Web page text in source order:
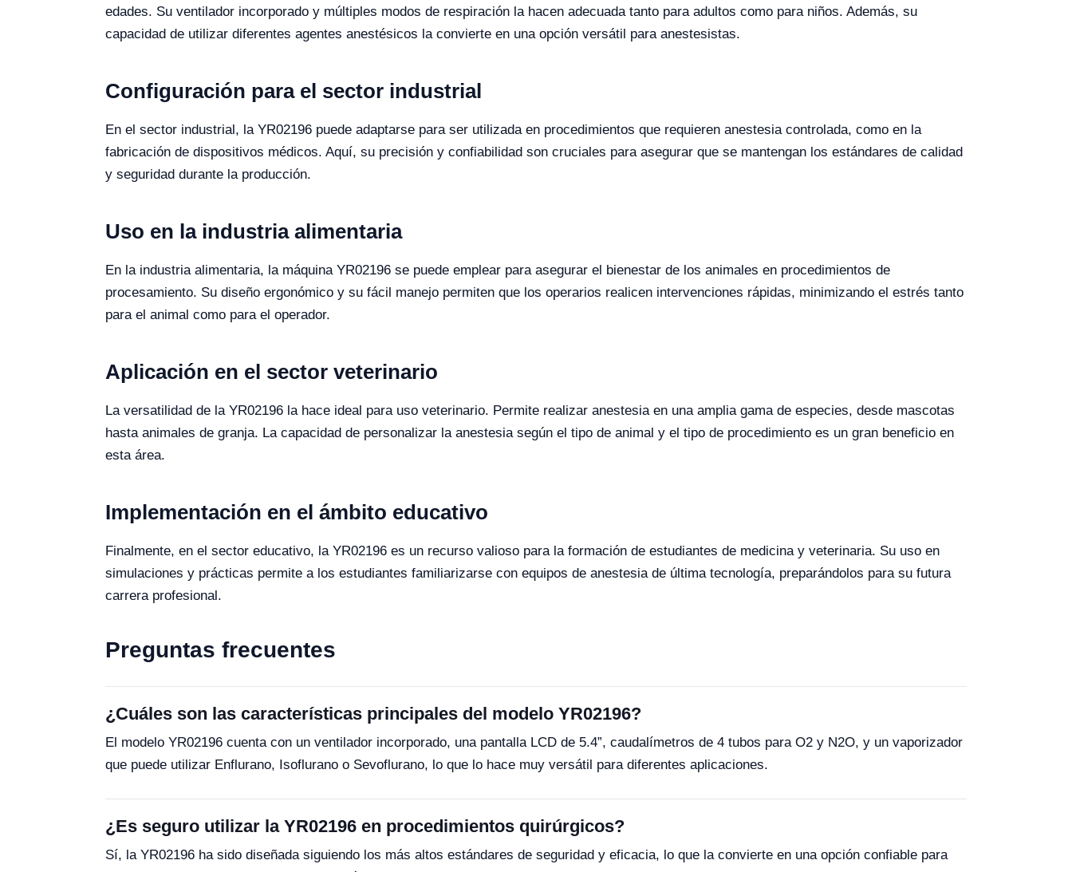
edades. Su ventilador incorporado y múltiples modos de respiración la hacen adecuada tanto para adultos como para niños. Además, su
capacidad de utilizar diferentes agentes anestésicos la convierte en una opción versátil para anestesistas.
Configuración para el sector industrial
En el sector industrial, la YR02196 puede adaptarse para ser utilizada en procedimientos que requieren anestesia controlada, como en la
fabricación de dispositivos médicos. Aquí, su precisión y confiabilidad son cruciales para asegurar que se mantengan los estándares de calidad
y seguridad durante la producción.
Uso en la industria alimentaria
En la industria alimentaria, la máquina YR02196 se puede emplear para asegurar el bienestar de los animales en procedimientos de
procesamiento. Su diseño ergonómico y su fácil manejo permiten que los operarios realicen intervenciones rápidas, minimizando el estrés tanto
para el animal como para el operador.
Aplicación en el sector veterinario
La versatilidad de la YR02196 la hace ideal para uso veterinario. Permite realizar anestesia en una amplia gama de especies, desde mascotas
hasta animales de granja. La capacidad de personalizar la anestesia según el tipo de animal y el tipo de procedimiento es un gran beneficio en
esta área.
Implementación en el ámbito educativo
Finalmente, en el sector educativo, la YR02196 es un recurso valioso para la formación de estudiantes de medicina y veterinaria. Su uso en
simulaciones y prácticas permite a los estudiantes familiarizarse con equipos de anestesia de última tecnología, preparándolos para su futura
carrera profesional.
Preguntas frecuentes
¿Cuáles son las características principales del modelo YR02196?
El modelo YR02196 cuenta con un ventilador incorporado, una pantalla LCD de 5.4”, caudalímetros de 4 tubos para O2 y N2O, y un vaporizador
que puede utilizar Enflurano, Isoflurano o Sevoflurano, lo que lo hace muy versátil para diferentes aplicaciones.
¿Es seguro utilizar la YR02196 en procedimientos quirúrgicos?
Sí, la YR02196 ha sido diseñada siguiendo los más altos estándares de seguridad y eficacia, lo que la convierte en una opción confiable para